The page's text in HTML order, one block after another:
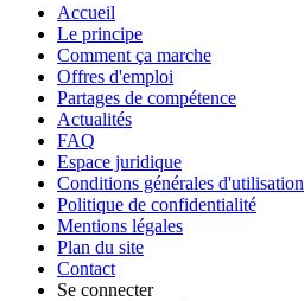
Accueil
Le principe
Comment ça marche
Offres d'emploi
Partages de compétence
Actualités
FAQ
Espace juridique
Conditions générales d'utilisation
Politique de confidentialité
Mentions légales
Plan du site
Contact
Se connecter